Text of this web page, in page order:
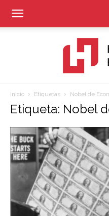
Inicio Etiquetas Nobel de
Etiqueta: Nobel